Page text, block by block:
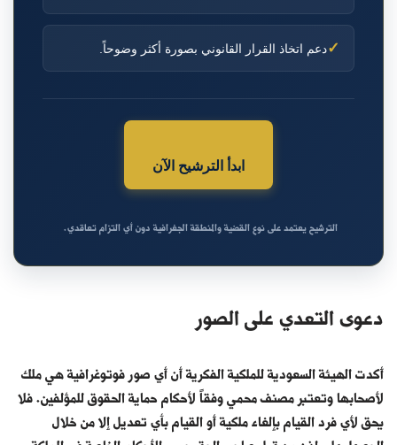
✓دعم اتخاذ القرار القانوني بصورة أكثر وضوحاً.
ابدأ الترشيح الآن
الترشيح يعتمد على نوع القضية والمنطقة الجغرافية دون أي التزام تعاقدي.
دعوى التعدي على الصور
أكدت الهيئة السعودية للملكية الفكرية أن أي صور فوتوغرافية هي ملك
لأصحابها وتعتبر مصنف محمي وفقاً لأحكام حماية الحقوق للمؤلفين. فلا
يحق لأي فرد القيام بإلغاء ملكية أو القيام بأي تعديل إلا من خلال